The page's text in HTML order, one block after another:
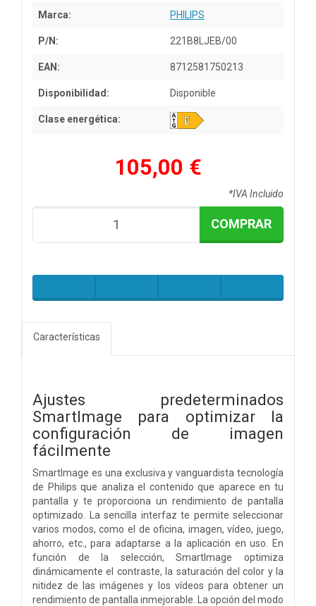
Marca: PHILIPS
P/N: 221B8LJEB/00
EAN: 8712581750213
Disponibilidad: Disponible
Clase energética:
105,00 €
*IVA Incluido
COMPRAR
Características
Ajustes predeterminados
SmartImage para optimizar la
configuración de imagen
fácilmente
SmartImage es una exclusiva y vanguardista tecnología
de Philips que analiza el contenido que aparece en tu
pantalla y te proporciona un rendimiento de pantalla
optimizado. La sencilla interfaz te permite seleccionar
varios modos, como el de oficina, imagen, vídeo, juego,
ahorro, etc., para adaptarse a la aplicación en uso. En
función de la selección, SmartImage optimiza
dinámicamente el contraste, la saturación del color y la
nitidez de las imágenes y los vídeos para obtener un
rendimiento de pantalla inmejorable. La opción del modo